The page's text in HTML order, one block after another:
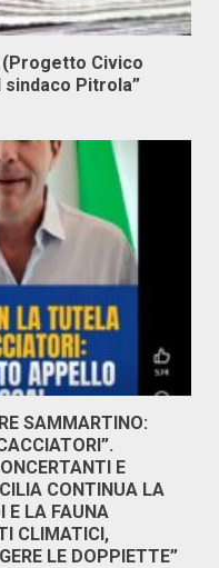
(Progetto Civico
sindaco Pitrola”
SAMMARTINO:
E
CONTINUA LA
E LA FAUNA
CLIMATICI,
LE DOPPIETTE”